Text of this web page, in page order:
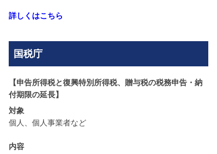
詳しくはこちら
国税庁
【申告所得税と復興特別所得税、贈与税の税務申告・納
付期限の延長】
対象
個人、個人事業者など
内容